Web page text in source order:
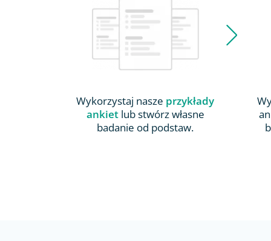
Wykorzystaj nasze przykłady
ankietlub stwórz własne
badanie od podstaw.